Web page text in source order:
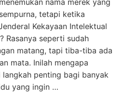
menemukan nama merek yang
sempurna, tetapi ketika
Kekayaan Intelektual
Rasanya seperti sudah
matang, tapi tiba-tiba ada
mata. Inilah mengapa
penting bagi banyak
yang ingin …